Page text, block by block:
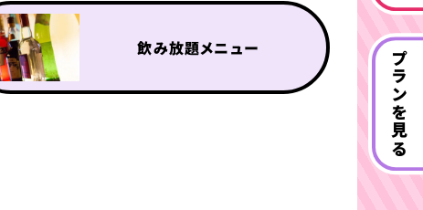
プランを見る
飲み放題メニュー